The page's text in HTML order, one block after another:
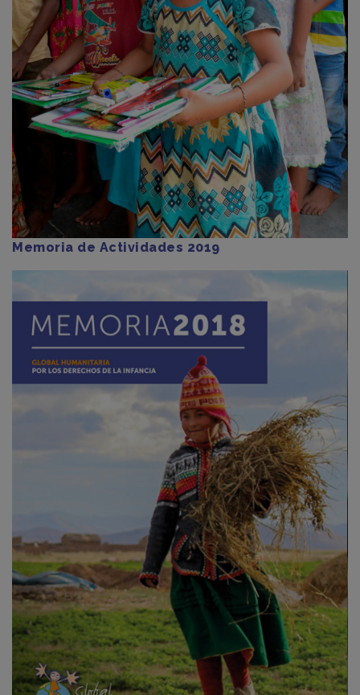
Memoria de Actividades 2019